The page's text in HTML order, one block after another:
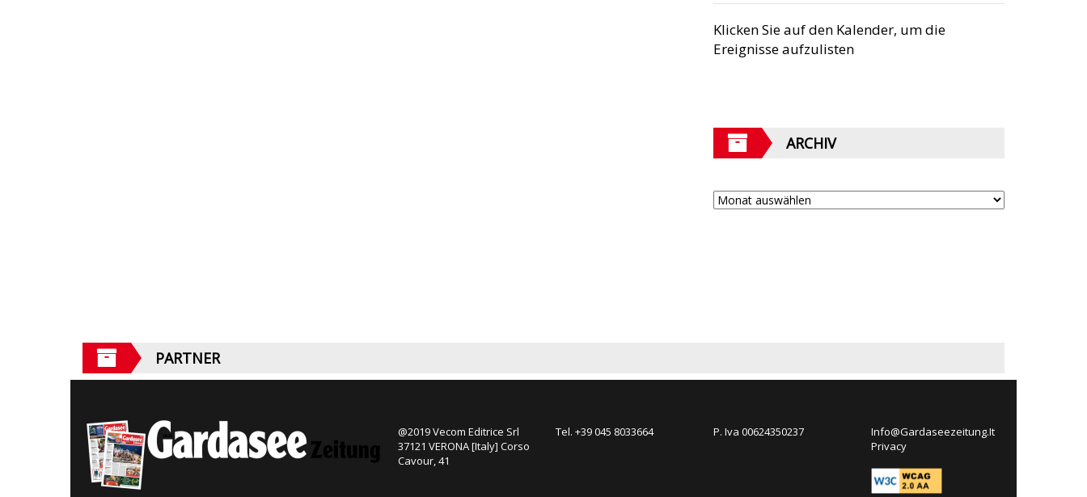
Klicken Sie auf den Kalender, um die
Ereignisse aufzulisten
ARCHIV
PARTNER
@2019 Vecom Editrice Srl
37121 VERONA [Italy] Corso
Cavour, 41
Tel. +39 045 8033664 P. Iva 00624350237
Info@Gardaseezeitung.It
Privacy